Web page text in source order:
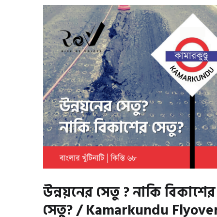
উন্নয়নের সেতু ? নাকি বিকাশের
সেতু? / Kamarkundu